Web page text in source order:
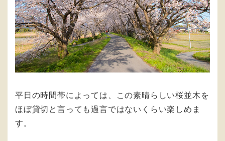
平日の時間帯によっては、この素晴らしい桜並木を
ほぼ貸切と言っても過言ではないくらい楽しめま
す。